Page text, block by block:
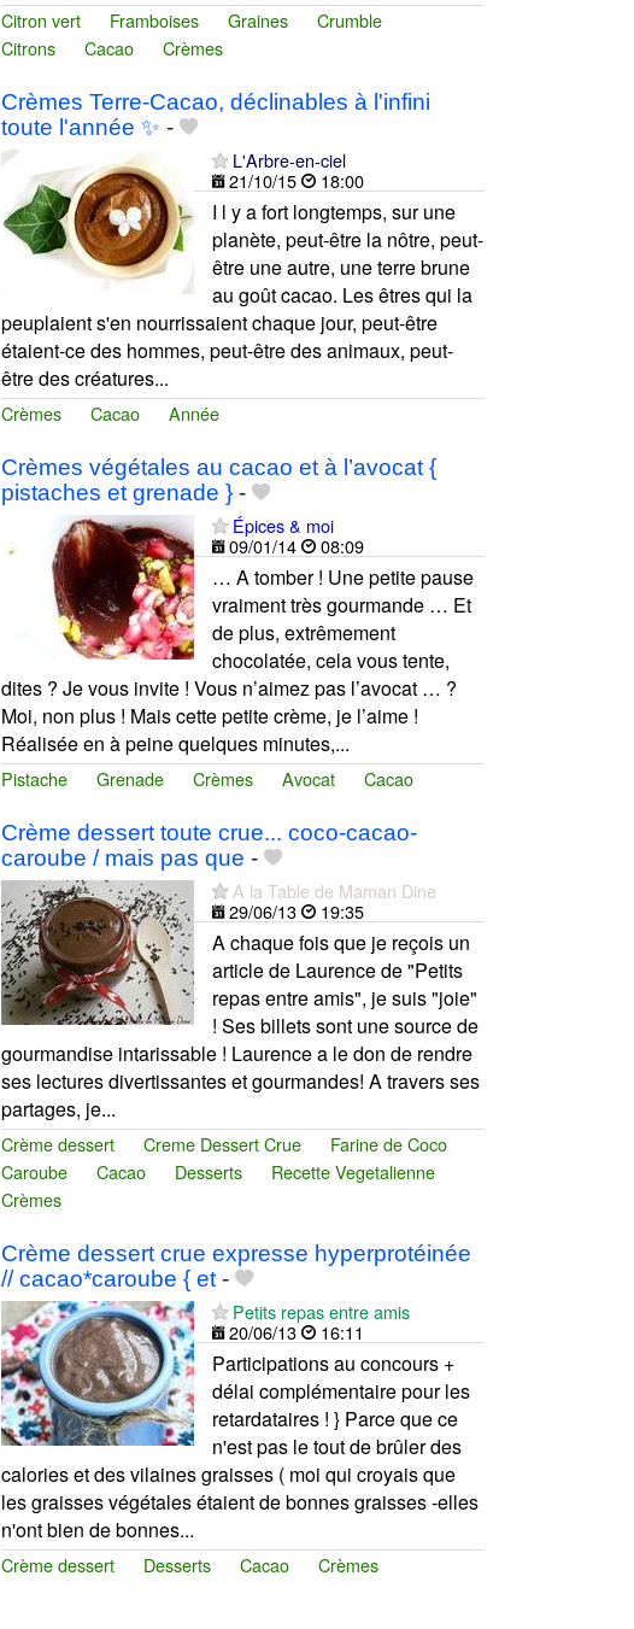
Citron vert Framboises Graines
Crumble
Citrons
Cacao Crèmes
Crèmes Terre-Cacao, déclinables à l'infini
toute l'année ✨ -
L'Arbre-en-ciel
21/10/15
18:00
I l y a fort longtemps, sur une
planète, peut-être la nôtre, peut-
être une autre, une terre brune
au goût cacao. Les êtres qui la
peuplaient s'en nourrissaient chaque jour, peut-être
étaient-ce des hommes, peut-être des animaux, peut-
être des créatures...
Crèmes Cacao Année
Crèmes végétales au cacao et à l’avocat {
pistaches et grenade }-
Épices & moi
09/01/14
08:09
… A tomber ! Une petite pause
vraiment très gourmande … Et
de plus, extrêmement
chocolatée, cela vous tente,
dites ? Je vous invite ! Vous n’aimez pas l’avocat … ?
Moi, non plus ! Mais cette petite crème, je l’aime !
Réalisée en à peine quelques minutes,...
Pistache Grenade Crèmes Avocat Cacao
Crème dessert toute crue... coco-cacao-
caroube / mais pas que -
A la Table de Maman Dine
29/06/13
19:35
A chaque fois que je reçois un
article de Laurence de "Petits
repas entre amis", je suis "joie"
! Ses billets sont une source de
gourmandise intarissable ! Laurence a le don de rendre
ses lectures divertissantes et gourmandes! A travers ses
partages, je...
Crème dessert Creme Dessert Crue
Farine de Coco
Caroube
Cacao Desserts
Recette Vegetalienne
Crèmes
Crème dessert crue expresse hyperprotéinée
// cacao*caroube { et-
Petits repas entre amis
20/06/13
16:11
Participations au concours +
délai complémentaire pour les
retardataires ! } Parce que ce
n'est pas le tout de brûler des
calories et des vilaines graisses ( moi qui croyais que
les graisses végétales étaient de bonnes graisses -elles
n'ont bien de bonnes...
Crème dessert Desserts Cacao Crèmes